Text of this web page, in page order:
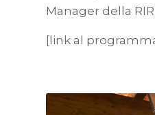
Manager della
[link al